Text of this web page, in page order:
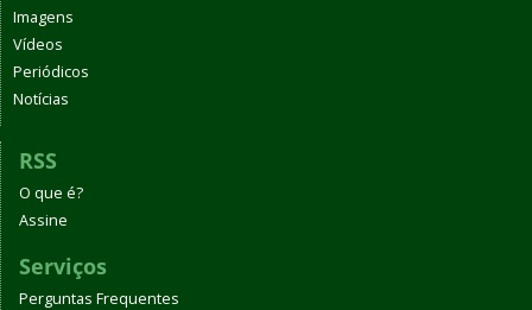
Imagens
Vídeos
Periódicos
Notícias
RSS
O que é?
Assine
Serviços
Perguntas Frequentes